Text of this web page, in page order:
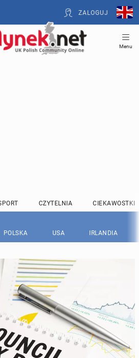
ZALOGUJ
Menu
CZYTELNIA CIEKAWOSTKI
POLSKA USA IRLANDIA